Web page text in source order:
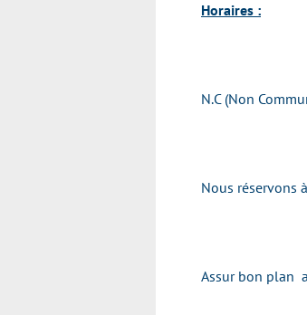
Horaires :
N.C (Non
Nous réservons
Assur bon plan